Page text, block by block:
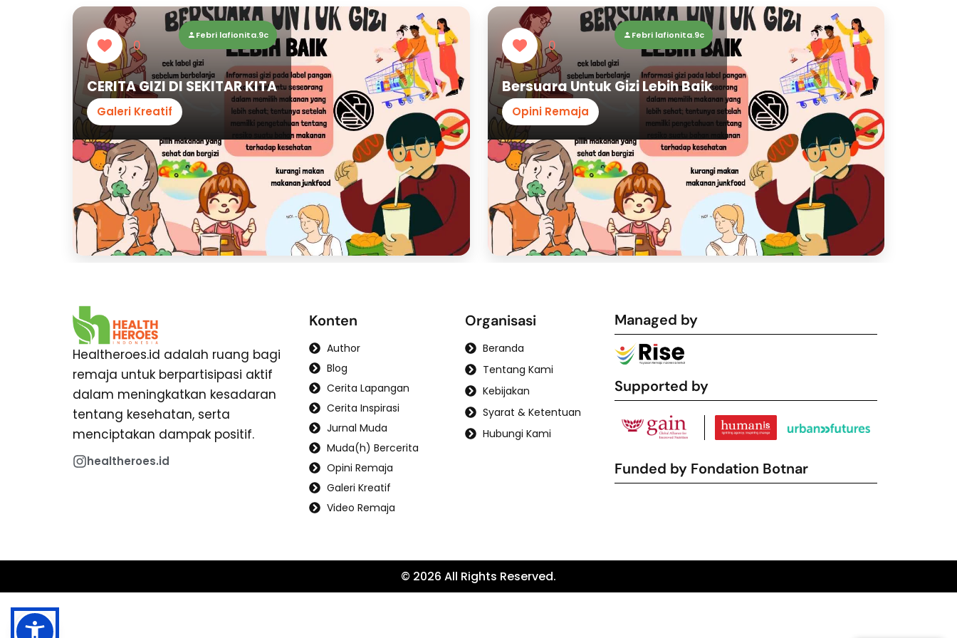
0
Febri lafionita.9c
CERITA GIZI DI SEKITAR KITA
Galeri Kreatif
0
Febri lafionita.9c
Bersuara Untuk Gizi Lebih Baik
Opini Remaja
Healtheroes.id adalah ruang bagi
remaja untuk berpartisipasi aktif
dalam meningkatkan kesadaran
tentang kesehatan, serta
menciptakan dampak positif.
healtheroes.id
Konten
Author
Blog
Cerita Lapangan
Cerita Inspirasi
Jurnal Muda
Muda(h) Bercerita
Opini Remaja
Galeri Kreatif
Video Remaja
Organisasi
Beranda
Tentang Kami
Kebijakan
Syarat & Ketentuan
Hubungi Kami
Managed by
Supported by
Funded by Fondation Botnar
© 2026 All Rights Reserved.